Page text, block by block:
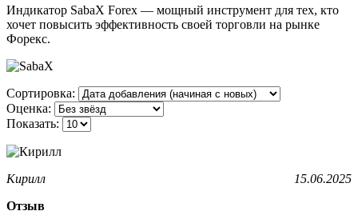
Индикатор SabaX Forex — мощный инструмент для тех, кто
хочет повысить эффективность своей торговли на рынке
Форекс.
Сортировка:
Оценка:
Показать:
Кирилл
15.06.2025
Отзыв